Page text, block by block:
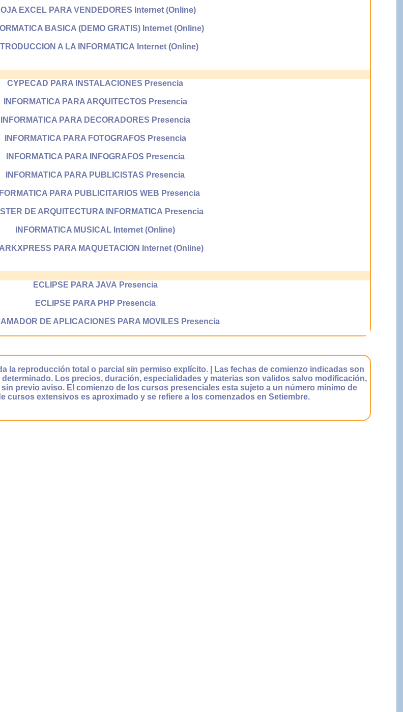
EXCEL PARA VENDEDORES Internet (Online)
BASICA (DEMO GRATIS) Internet (Online)
A LA INFORMATICA Internet (Online)
CYPECAD PARA INSTALACIONES Presencia
INFORMATICA PARA ARQUITECTOS Presencia
INFORMATICA PARA DECORADORES Presencia
INFORMATICA PARA FOTOGRAFOS Presencia
INFORMATICA PARA INFOGRAFOS Presencia
INFORMATICA PARA PUBLICISTAS Presencia
PARA PUBLICITARIOS WEB Presencia
DE ARQUITECTURA INFORMATICA Presencia
INFORMATICA MUSICAL Internet (Online)
PARA MAQUETACION Internet (Online)
ECLIPSE PARA JAVA Presencia
ECLIPSE PARA PHP Presencia
DE APLICACIONES PARA MOVILES Presencia
la reproducción total o parcial sin permiso explícito. | Las fechas de comienzo indicadas son
Los precios, duración, especialidades y materias son validos salvo modificación,
previo aviso. El comienzo de los cursos presenciales esta sujeto a un número mínimo de
cursos extensivos es aproximado y se refiere a los comenzados en Setiembre.